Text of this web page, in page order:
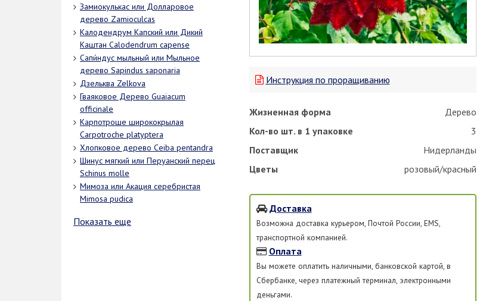
Замиокулькас или Долларовое
дерево Zamioculcas
Калодендрум Капский или Дикий
Каштан Calodendrum capense
Сапи́ндус мыльный или Мыльное
дерево Sapindus saponaria
Дзельква Zelkova
Гваяковое Дерево Guaiacum
officinale
Карпотроше ширококрылая
Carpotroche platyptera
Хлопковое дерево Ceiba pentandra
Шинус мягкий или Перуанский перец
Schinus molle
Мимоза или Акация серебристая
Mimosa pudica
Показать еще
Инструкция по проращиванию
Жизненная форма
Дерево
Кол-во шт. в 1 упаковке
3
Поставщик
Нидерланды
Цветы
розовый/красный
Доставка
Возможна доставка курьером, Почтой России, EMS,
транспортной компанией.
Оплата
Вы можете оплатить наличными, банковской картой, в
Сбербанке, через платежный терминал, электронными
деньгами.